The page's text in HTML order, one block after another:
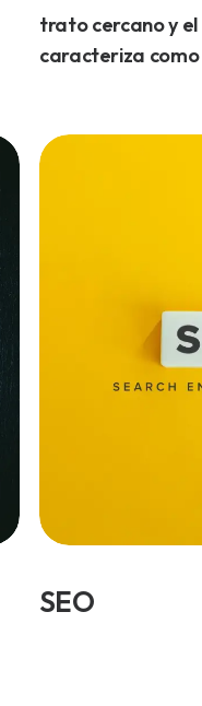
trato cercanoy el
caracteriza como
SEO